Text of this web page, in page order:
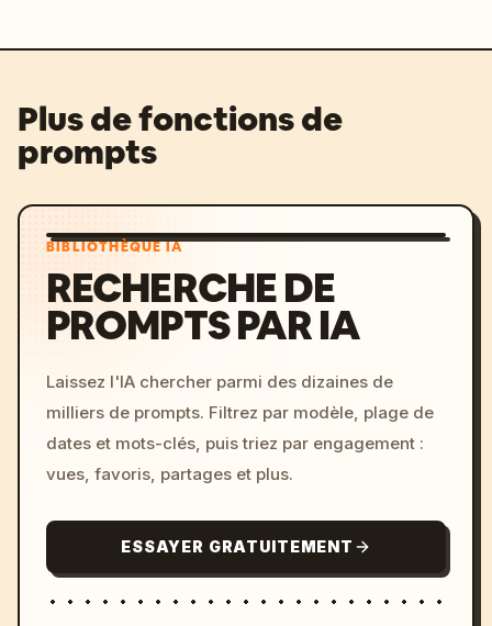
Plus de fonctions de
prompts
BIBLIOTHÈQUE IA
RECHERCHE DE
PROMPTS PAR IA
Laissez l'IA chercher parmi des dizaines de
milliers de prompts. Filtrez par modèle, plage de
dates et mots-clés, puis triez par engagement :
vues, favoris, partages et plus.
ESSAYER GRATUITEMENT